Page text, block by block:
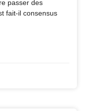
passer des
fait-il consensus